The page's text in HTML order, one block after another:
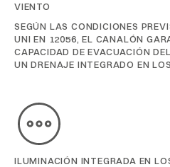
VIENTO
SEGÚN LAS CONDICIONES
UNI EN 12056, EL CANALÓN
CAPACIDAD DE EVACUACIÓN
UN DRENAJE INTEGRADO EN
ILUMINACIÓN INTEGRADA EN